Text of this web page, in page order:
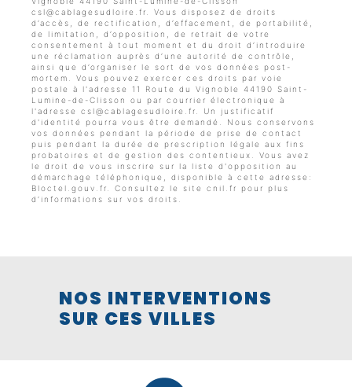
csl@cablagesudloire.fr. Vous disposez de droits
d’accès, de rectification, d’effacement, de portabilité,
de limitation, d’opposition, de retrait de votre
consentement à tout moment et du droit d’introduire
une réclamation auprès d’une autorité de contrôle,
ainsi que d’organiser le sort de vos données post-
mortem. Vous pouvez exercer ces droits par voie
postale à l'adresse 11 Route du Vignoble 44190 Saint-
Lumine-de-Clisson ou par courrier électronique à
l'adresse csl@cablagesudloire.fr. Un justificatif
d'identité pourra vous être demandé. Nous conservons
vos données pendant la période de prise de contact
puis pendant la durée de prescription légale aux fins
probatoires et de gestion des contentieux. Vous avez
le droit de vous inscrire sur la liste d'opposition au
démarchage téléphonique, disponible à cette adresse:
Bloctel.gouv.fr . Consultez le site cnil.fr pour plus
d’informations sur vos droits.
NOS INTERVENTIONS
SUR CES VILLES